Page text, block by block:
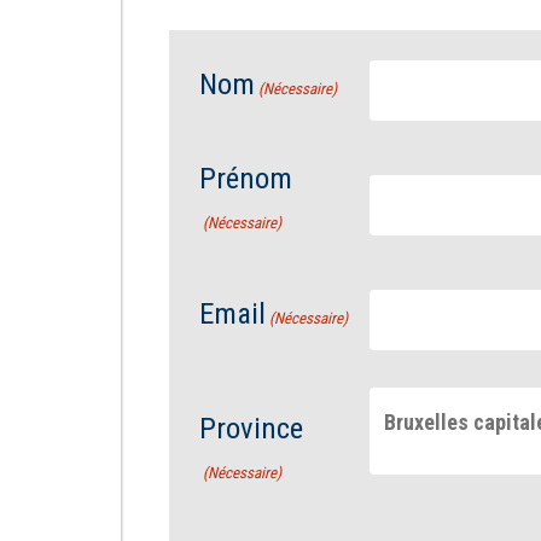
Nom (Nécessaire)
Prénom
(Nécessaire)
Email (Nécessaire)
Province
(Nécessaire)
Bruxelles